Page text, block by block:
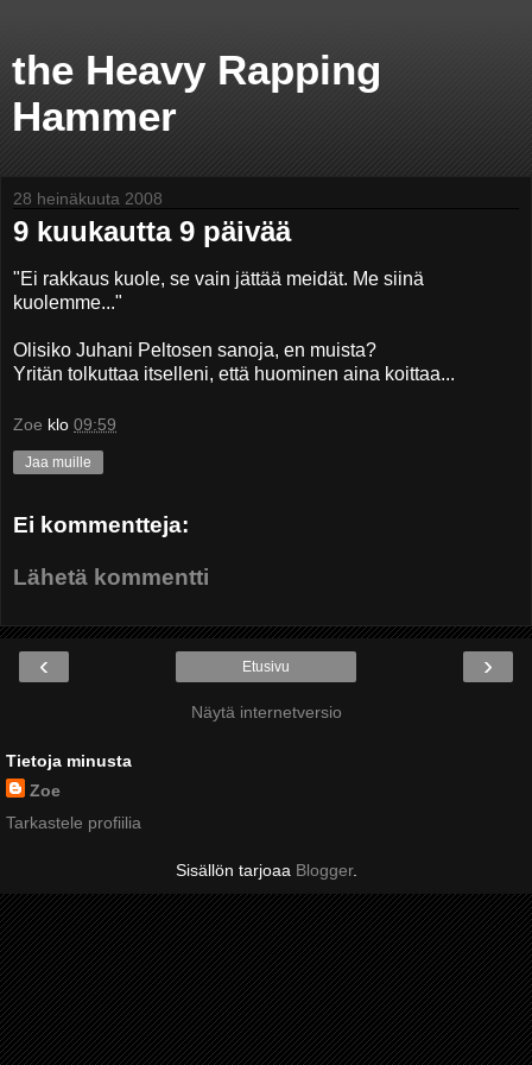
the Heavy Rapping
Hammer
28 heinäkuuta 2008
9 kuukautta 9 päivää
"Ei rakkaus kuole, se vain jättää meidät. Me siinä
kuolemme..."
Olisiko Juhani Peltosen sanoja, en muista?
Yritän tolkuttaa itselleni, että huominen aina koittaa...
Zoe klo 09:59
Jaa muille
Ei kommentteja:
Lähetä kommentti
‹ ›
Etusivu
Näytä internetversio
Tietoja minusta
Zoe
Tarkastele profiilia
Sisällön tarjoaa Blogger.